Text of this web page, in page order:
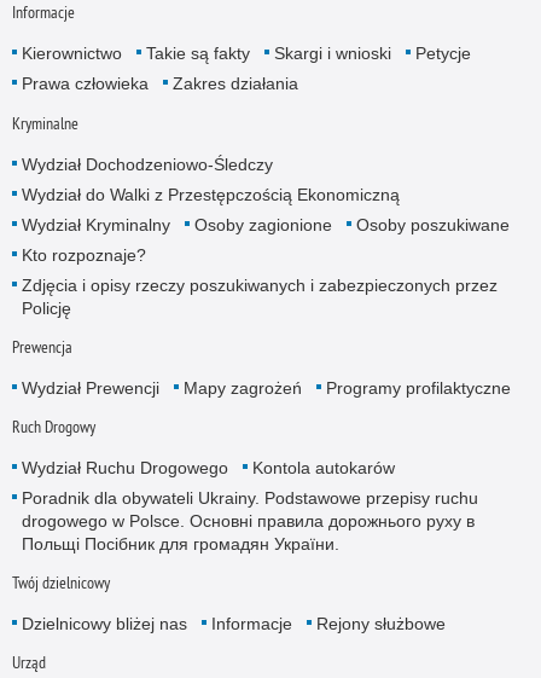
Informacje
Kierownictwo Takie są fakty Skargi i wnioski
Petycje
Prawa człowieka
Zakres działania
Kryminalne
Wydział Dochodzeniowo-Śledczy
Wydział do Walki z Przestępczością Ekonomiczną
Wydział Kryminalny
Osoby zagionione
Osoby poszukiwane
Kto rozpoznaje?
Zdjęcia i opisy rzeczy poszukiwanych i zabezpieczonych przez
Policję
Prewencja
Wydział Prewencji Mapy zagrożeń Programy profilaktyczne
Ruch Drogowy
Wydział Ruchu Drogowego
Kontola autokarów
Poradnik dla obywateli Ukrainy. Podstawowe przepisy ruchu
drogowego w Polsce. Основні правила дорожнього руху в
Польщі Посібник для громадян України.
Twój dzielnicowy
Dzielnicowy bliżej nas Informacje Rejony służbowe
Urząd